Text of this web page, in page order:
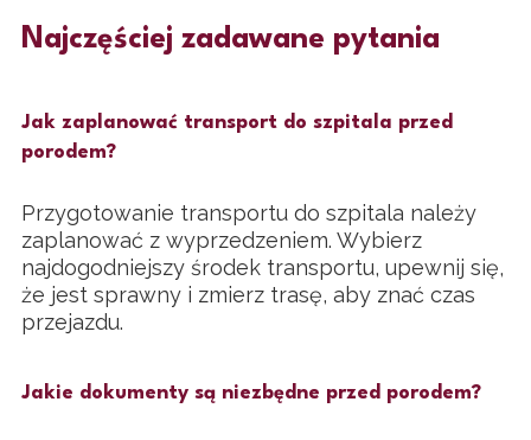
Najczęściej zadawane pytania
Jak zaplanować transport do szpitala przed
porodem?
Przygotowanie transportu do szpitala należy
zaplanować z wyprzedzeniem. Wybierz
najdogodniejszy środek transportu, upewnij się,
że jest sprawny i zmierz trasę, aby znać czas
przejazdu.
Jakie dokumenty są niezbędne przed porodem?